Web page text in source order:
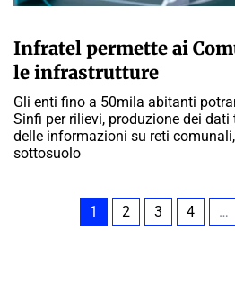
Infratel permette ai
le infrastrutture
Gli enti fino a 50mila abitanti
Sinfi per rilievi, produzione dei
delle informazioni su reti
sottosuolo
1 2 3 4 …